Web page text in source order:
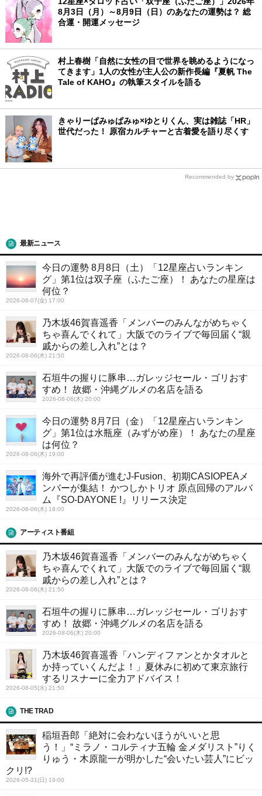
8月3日（月）～8月9日（日）のあなたの運勢は？ 総
合運・開運メッセージ
村上春樹「自然に女性の目で世界を眺めるようになっ
てきます」1人の女性が主人公の新作長編『夏帆 The
Tale of KAHO』の執筆スタイルを語る
きゃりーぱみゅぱみゅ×ゆとりくん、実は雑誌「HR」
世代だった！ 原宿カルチャーと古着愛を語り尽くす
Recommended by
最新ニュース
今日の運勢 8月8日（土）「12星座占いランキン
グ」第1位は双子座（ふたご座）！ あなたの星座は
何位？
2026-08-07(金) 17:00
乃木坂46賀喜遥香「メンバーのみんながめちゃく
ちゃ喜んでくれて」大阪でのライブで毎回届く“親
戚からの差し入れ”とは？
2026-08-06(木) 21:50
石垣牛の握りに豚串…ガレッジセール・ゴリおす
すめ！ 故郷・沖縄グルメの名店を語る
2026-08-06(木) 20:00
今日の運勢 8月7日（金）「12星座占いランキン
グ」第1位は水瓶座（みずがめ座）！ あなたの星座
は何位？
2026-08-06(木) 19:00
海外で再評価が進むJ-Fusion、初期CASIOPEAメ
ンバーが集結！ かつしかトリオ 原点回帰のアルバ
ム『SO-DAYONE !』リリース決定
2026-08-06(木) 18:00
アーティスト番組
乃木坂46賀喜遥香「メンバーのみんながめちゃく
ちゃ喜んでくれて」大阪でのライブで毎回届く“親
戚からの差し入れ”とは？
2026-08-06(木) 21:50
石垣牛の握りに豚串…ガレッジセール・ゴリおす
すめ！ 故郷・沖縄グルメの名店を語る
2026-08-06(木) 20:00
乃木坂46賀喜遥香「ハンディファンとかタオルと
か持っていくんだよ！」夏休みに初めて東京旅行
するリスナーに全力アドバイス！
2026-08-05(水) 21:50
THE TRAD
稲垣吾郎「絶対に会わないほうがいいと思
う！」“ミラノ・コルティナ五輪 金メダリスト”りく
りゅう・木原龍一が明かした“会いたい芸人”にビッ
クリ!?
2026-05-31(日) 19:00